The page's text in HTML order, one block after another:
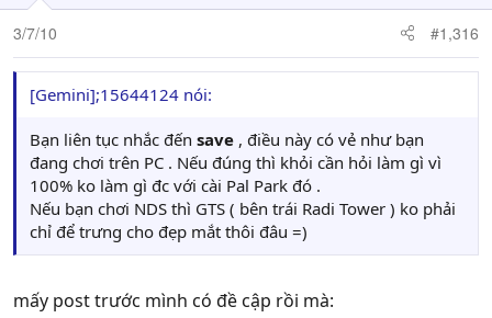
3/7/10 #1,316
[Gemini];15644124 nói:
Bạn liên tục nhắc đến save , điều này có vẻ như bạn
đang chơi trên PC . Nếu đúng thì khỏi cần hỏi làm gì vì
100% ko làm gì đc với cài Pal Park đó .
Nếu bạn chơi NDS thì GTS ( bên trái Radi Tower ) ko phải
chỉ để trưng cho đẹp mắt thôi đâu =)
mấy post trước mình có đề cập rồi mà: